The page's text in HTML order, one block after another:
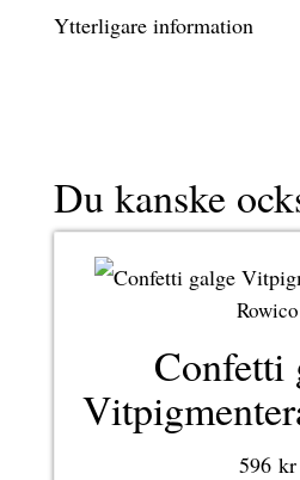
Ytterligare information
Du kanske
Rowico
Confetti
596 kr